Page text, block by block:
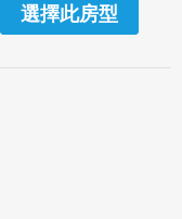
選擇此房型